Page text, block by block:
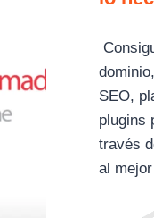
SEO,
plugins
través
al